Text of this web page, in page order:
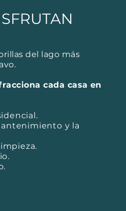
del lago más
cada casa en
y la